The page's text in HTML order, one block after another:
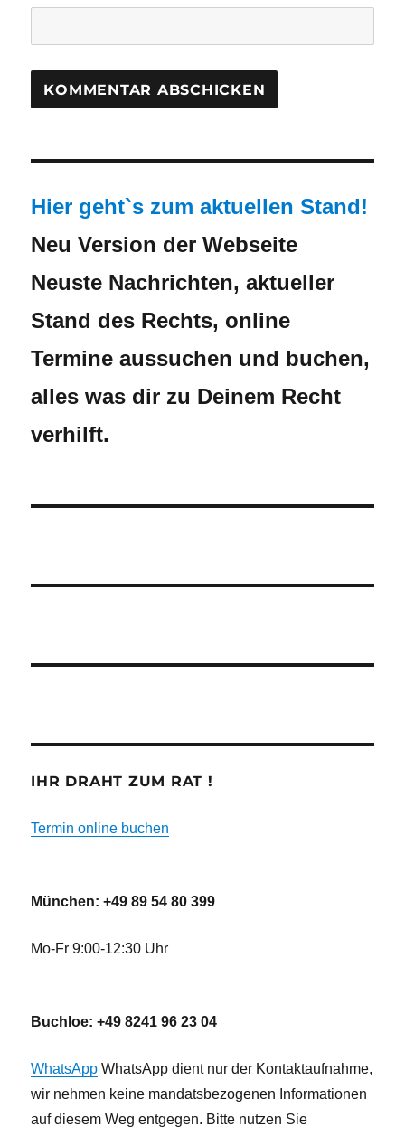
Hier geht`s zum aktuellen Stand!
Neu Version der Webseite
Neuste Nachrichten, aktueller
Stand des Rechts, online
Termine aussuchen und buchen,
alles was dir zu Deinem Recht
verhilft.
IHR DRAHT ZUM RAT !
Termin online buchen
München: +49 89 54 80 399
Mo-Fr 9:00-12:30 Uhr
Buchloe: +49 8241 96 23 04
WhatsApp WhatsApp dient nur der Kontaktaufnahme,
wir nehmen keine mandatsbezogenen Informationen
auf diesem Weg entgegen. Bitte nutzen Sie